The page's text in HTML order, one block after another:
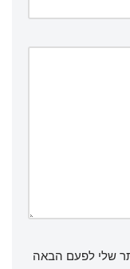
שלי לפעם הבאה